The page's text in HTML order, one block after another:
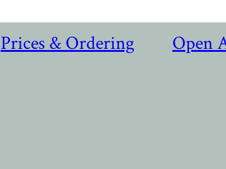
Prices & Ordering Open